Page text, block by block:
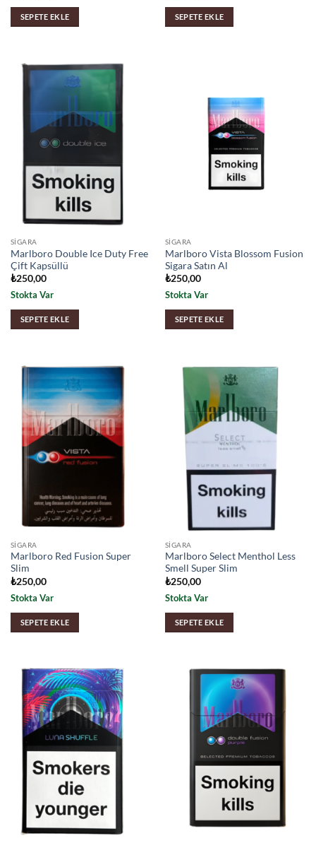
SEPETE EKLE SEPETE EKLE
SIGARA
Marlboro Double Ice Duty Free
Çift Kapsüllü
₺250,00
Stokta Var
SEPETE EKLE
SIGARA
Marlboro Vista Blossom Fusion
Sigara Satın Al
₺250,00
Stokta Var
SEPETE EKLE
SIGARA
Marlboro Red Fusion Super
Slim
₺250,00
Stokta Var
SEPETE EKLE
SIGARA
Marlboro Select Menthol Less
Smell Super Slim
₺250,00
Stokta Var
SEPETE EKLE